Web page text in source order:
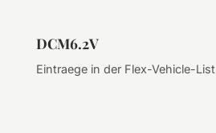
DCM6.2V
Eintraege in der Flex-Vehicle-List